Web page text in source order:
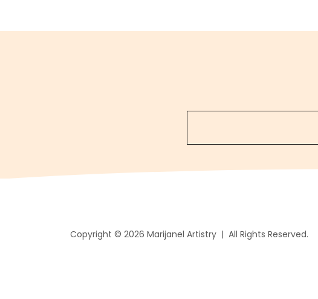
Copyright © 2026 Marijanel Artistry | All Rights Reserved.